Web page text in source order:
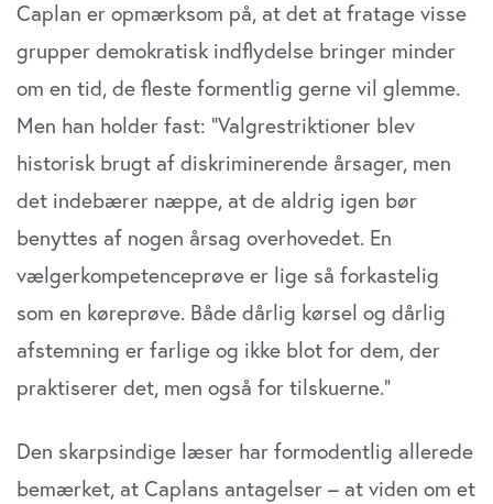
Caplan er opmærksom på, at det at fratage visse
grupper demokratisk indflydelse bringer minder
om en tid, de fleste formentlig gerne vil glemme.
Men han holder fast: ”Valgrestriktioner blev
historisk brugt af diskriminerende årsager, men
det indebærer næppe, at de aldrig igen bør
benyttes af nogen årsag overhovedet. En
vælgerkompetenceprøve er lige så forkastelig
som en køreprøve. Både dårlig kørsel og dårlig
afstemning er farlige og ikke blot for dem, der
praktiserer det, men også for tilskuerne.”
Den skarpsindige læser har formodentlig allerede
bemærket, at Caplans antagelser – at viden om et